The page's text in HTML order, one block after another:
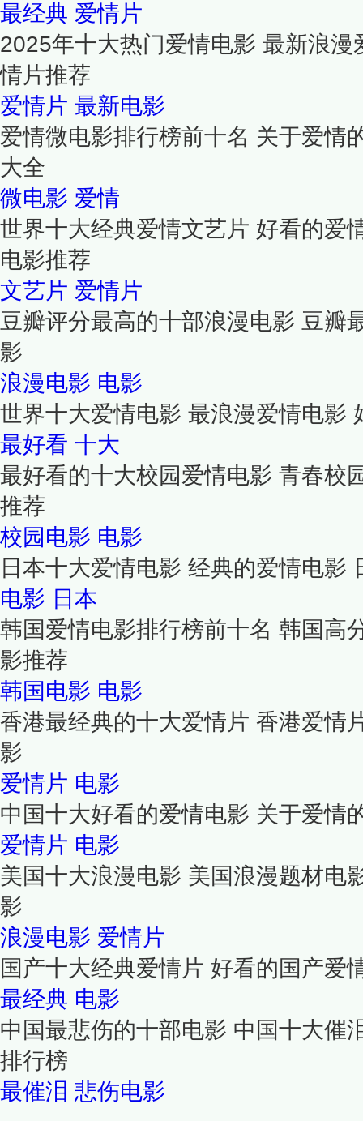
最经典 爱情片
2025年十大热门爱情电影 最新浪
情片推荐
爱情片 最新电影
爱情微电影排行榜前十名 关于爱情
大全
微电影 爱情
世界十大经典爱情文艺片 好看的爱
电影推荐
文艺片 爱情片
豆瓣评分最高的十部浪漫电影 豆瓣
影
浪漫电影 电影
世界十大爱情电影 最浪漫爱情电影
最好看 十大
最好看的十大校园爱情电影 青春校
推荐
校园电影 电影
日本十大爱情电影 经典的爱情电影
电影 日本
韩国爱情电影排行榜前十名 韩国高
影推荐
韩国电影 电影
香港最经典的十大爱情片 香港爱情
影
爱情片 电影
中国十大好看的爱情电影 关于爱情
爱情片 电影
美国十大浪漫电影 美国浪漫题材电
影
浪漫电影 爱情片
国产十大经典爱情片 好看的国产爱
最经典 电影
中国最悲伤的十部电影 中国十大催
排行榜
最催泪 悲伤电影